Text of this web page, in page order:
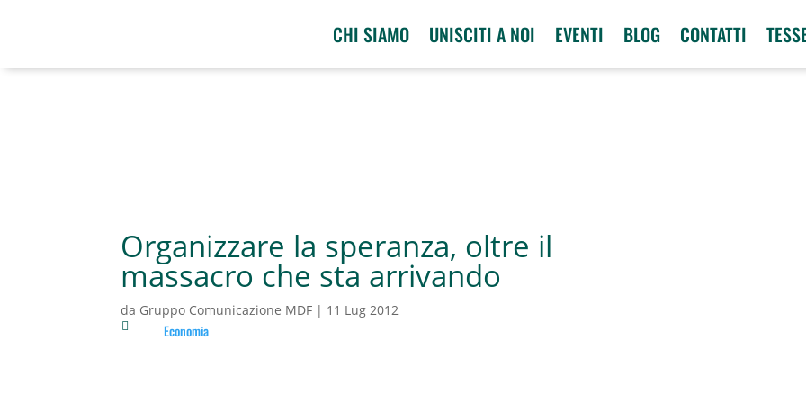
CHI SIAMO UNISCITI A NOI EVENTI BLOG CONTATTI
Organizzare la speranza, oltre il
massacro che sta arrivando
da Gruppo Comunicazione MDF | 11 Lug 2012
 Economia